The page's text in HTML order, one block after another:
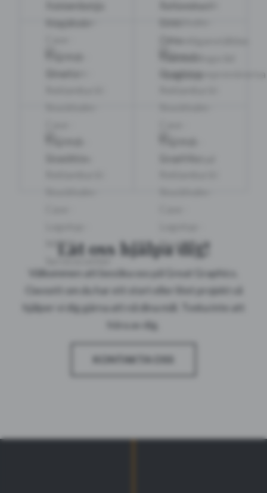
Låt oss hjälpa dig!
Välkommen att besöka oss på Great Graphics.
Oavsett om du har ett stort eller litet projekt så
hjälper vi dig gärna att nå dina mål. Tveka inte att
höra av dig.
KONTAKTA OSS